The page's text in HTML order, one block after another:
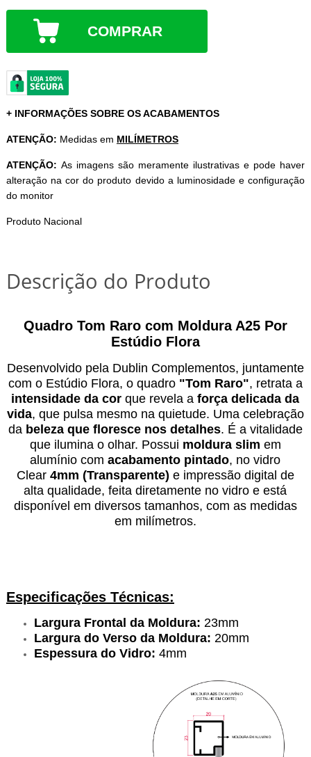
COMPRAR
+ INFORMAÇÕES SOBRE OS ACABAMENTOS
ATENÇÃO: Medidas em MILÍMETROS
ATENÇÃO: As imagens são meramente ilustrativas e pode haver
alteração na cor do produto devido a luminosidade e configuração
do monitor
Produto Nacional
Descrição do Produto
Quadro Tom Raro com Moldura A25 Por
Estúdio Flora
Desenvolvido pela Dublin Complementos, juntamente
com o Estúdio Flora, o quadro"Tom Raro", retrata a
intensidade da cor que revela aforça delicada da
vida, que pulsa mesmo na quietude. Uma celebração
da beleza que floresce nos detalhes. É a vitalidade
que ilumina o olhar. Possui moldura slim em
alumínio com acabamento pintado, no vidro
Clear 4mm (Transparente) e impressão digital de
alta qualidade, feita diretamente no vidro e está
disponível em diversos tamanhos, com as medidas
em milímetros.
Especificações Técnicas:
Largura Frontal da Moldura: 23mm
Largura do Verso da Moldura: 20mm
Espessura do Vidro: 4mm